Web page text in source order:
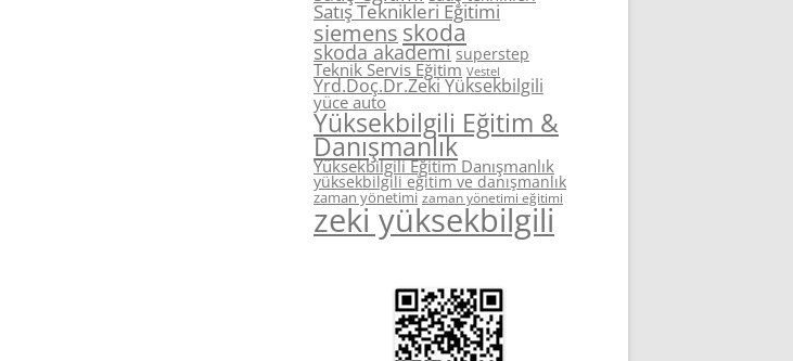
Satış Teknikleri Eğitimi
siemens skoda
skoda akademi superstep
Teknik Servis Eğitim Vestel
Yrd.Doç.Dr.Zeki Yüksekbilgili
yüce auto
Yüksekbilgili Eğitim &
Danışmanlık
Yüksekbilgili Eğitim Danışmanlık
yüksekbilgili eğitim ve danışmanlık
zaman yönetimi zaman yönetimi eğitimi
zeki yüksekbilgili